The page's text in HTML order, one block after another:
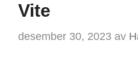
Vite
desember 30, 2023 av